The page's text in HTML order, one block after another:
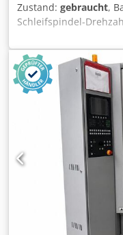
Zustand: gebraucht,
Schleifspindel-
Doppelhuebe/Min.:
mm
1,0 t Abmessung
Einsatz zum
Metallkreissägen von
60 bis Ø 80mm und
Abmeck Zahnteilung
Skala einstellbar
beiderseits bis 45°